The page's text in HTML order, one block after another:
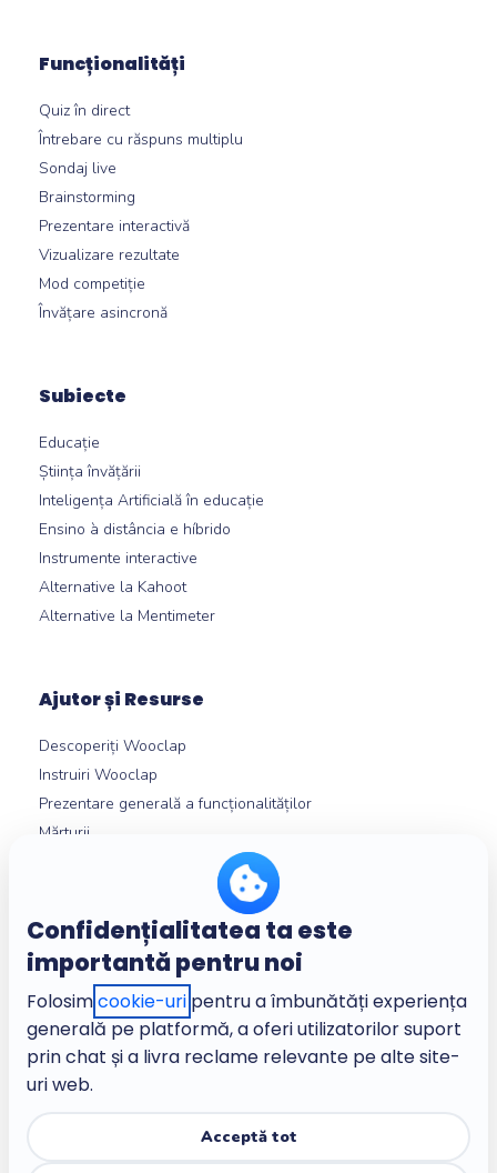
Confidențialitatea ta este
importantă pentru noi
Folosimcookie-uri pentru a îmbunătăți experiența
generală pe platformă, a oferi utilizatorilor suport
prin chat și a livra reclame relevante pe alte site-
uri web.
Acceptă tot
Funcționalități
Quiz în direct
Întrebare cu răspuns multiplu
Sondaj live
Brainstorming
Prezentare interactivă
Vizualizare rezultate
Mod competiție
Învățare asincronă
Subiecte
Educație
Știința învățării
Inteligența Artificială în educație
Ensino à distância e híbrido
Instrumente interactive
Alternative la Kahoot
Alternative la Mentimeter
Ajutor și Resurse
Descoperiți Wooclap
Instruiri Wooclap
Prezentare generală a funcționalităților
Mărturii
Despre
Companie
Cariere
Termeni și condiții
Politică de confidențialitate adaptată copiilor
Centru de încredere